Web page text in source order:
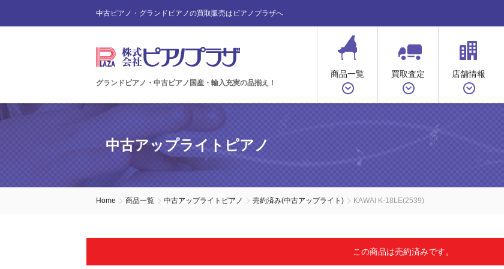
中古ピアノ・グランドピアノの買取販売はピアノプラザへ
グランドピアノ・中古ピアノ国産・輸入充実の品揃え！
商品一覧 買取査定 店舗情報
中古アップライトピアノ
Home 商品一覧 中古アップライトピアノ 売約済み(中古アップライト) KAWAI K-18LE(2539)
この商品は売約済みです。